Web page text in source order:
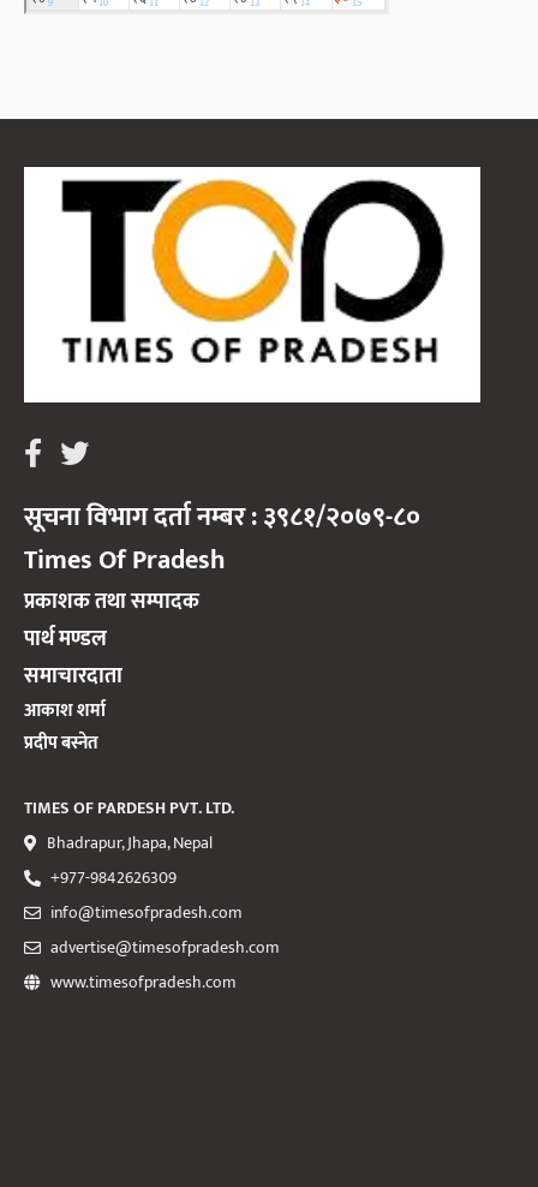
सूचना विभाग दर्ता नम्बर : ३९८१/२०७९-८०
Times Of Pradesh
प्रकाशक तथा सम्पादक
पार्थ मण्डल
समाचारदाता
आकाश शर्मा
प्रदीप बस्नेत
TIMES OF PARDESH PVT. LTD.
Bhadrapur, Jhapa, Nepal
+977-9842626309
info@timesofpradesh.com
advertise@timesofpradesh.com
www.timesofpradesh.com